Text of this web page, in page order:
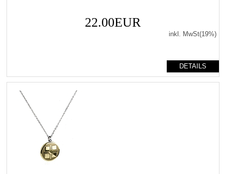
22.00EUR
inkl. MwSt(19%)
DETAILS